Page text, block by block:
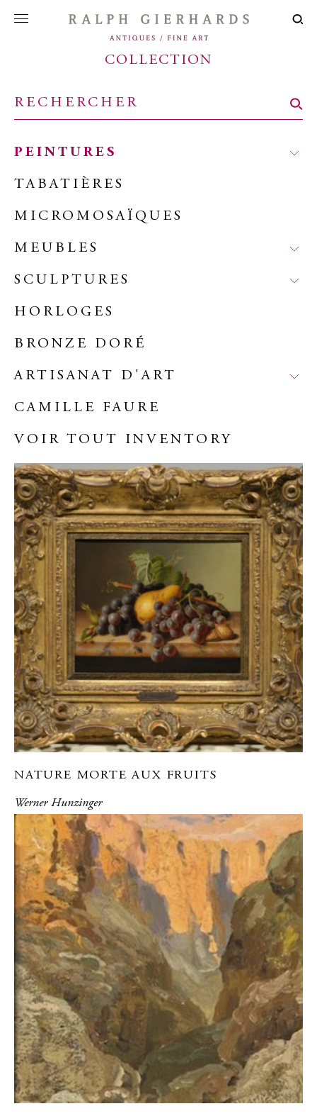
COLLECTION
PEINTURES
TABATIÈRES
MICROMOSAÏQUES
MEUBLES
SCULPTURES
HORLOGES
BRONZE DORÉ
ARTISANAT D'ART
CAMILLE FAURE
VOIR TOUT INVENTORY
NATURE MORTE AUX FRUITS
Werner Hunzinger